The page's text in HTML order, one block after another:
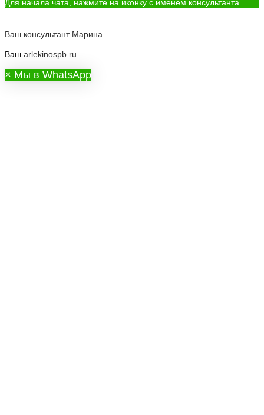
Для начала чата, нажмите на иконку с именем консультанта.
Ваш консультант Марина
Ваш arlekinospb.ru
× Мы в WhatsApp